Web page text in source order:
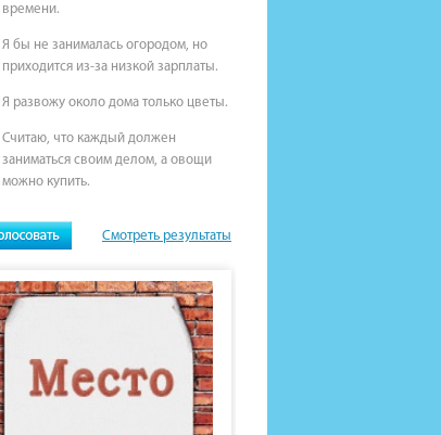
времени.
Я бы не занималась огородом, но
приходится из-за низкой зарплаты.
Я развожу около дома только цветы.
Считаю, что каждый должен
заниматься своим делом, а овощи
можно купить.
Смотреть результаты